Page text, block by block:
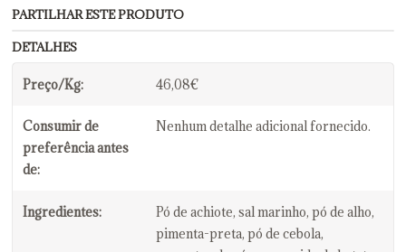
PARTILHAR ESTE PRODUTO
DETALHES
Preço/Kg: 46,08€
Consumir de
preferência antes
de:
Nenhum detalhe adicional fornecido.
Ingredientes:
Pó de achiote, sal marinho, pó de alho,
pimenta-preta, pó de cebola,